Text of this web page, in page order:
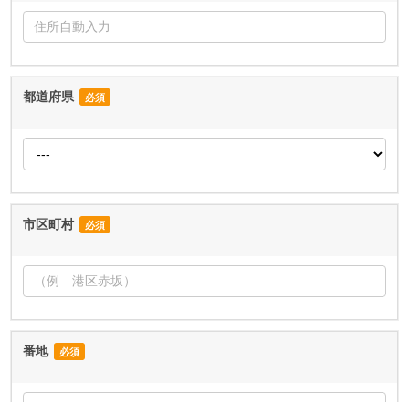
都道府県 必須
市区町村 必須
番地 必須